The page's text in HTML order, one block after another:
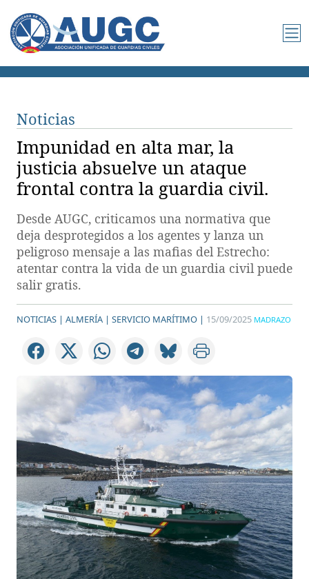
Noticias
Impunidad en alta mar, la
justicia absuelve un ataque
frontal contra la guardia civil.
Desde AUGC, criticamos una normativa que
deja desprotegidos a los agentes y lanza un
peligroso mensaje a las mafias del Estrecho:
atentar contra la vida de un guardia civil puede
salir gratis.
NOTICIAS | ALMERÍA | SERVICIO MARÍTIMO | 15/09/2025 MADRAZO